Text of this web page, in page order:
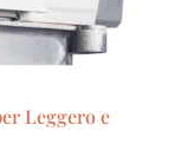
Leggero e